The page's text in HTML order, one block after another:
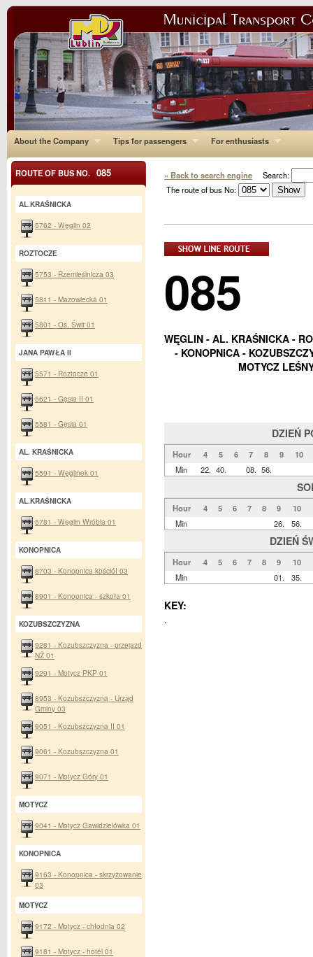
About the Company Tips for passengers For enthusiasts
« Back to search engine Search:
The route of bus No:
085
WĘGLIN - AL. KRAŚNICKA -
- KONOPNICA -
MOTYCZ
DZIEŃ
Hour 4 5 6 7 8 9
10
Min
22. 40. 08. 56.
Hour 4 5 6 7 8 9 10
Min
26. 56.
DZIEŃ
Hour 4 5 6 7 8 9 10
Min
01. 35.
KEY:
.
ROUTE OF BUS NO. 085
AL.KRAŚNICKA
5762 - Węglin 02
ROZTOCZE
5753 - Rzemieślnicza 03
5811 - Mazowiecka 01
5801 - Os. Świt 01
JANA PAWŁA II
5571 - Roztocze 01
5621 - Gęsia II 01
5581 - Gęsia 01
AL. KRAŚNICKA
5591 - Węglinek 01
AL.KRAŚNICKA
5781 - Węglin Wróbla 01
KONOPNICA
8703 - Konopnica kościół 03
8901 - Konopnica - szkoła 01
KOZUBSZCZYZNA
9281 - Kozubszczyzna - przejazd
NŻ 01
9291 - Motycz PKP 01
8953 - Kozubszczyzna - Urząd
Gminy 03
9051 - Kozubszczyzna II 01
9061 - Kozubszczyzna 01
9071 - Motycz Góry 01
MOTYCZ
9041 - Motycz Gawidzielówka 01
KONOPNICA
9163 - Konopnica - skrzyżowanie
03
MOTYCZ
9172 - Motycz - chłodnia 02
9181 - Motycz - hotel 01